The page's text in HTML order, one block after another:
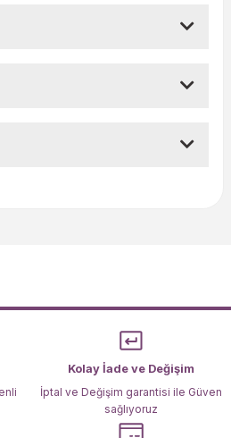
bilgiler bulunuyor.
olmalı.
Kolay İade ve Değişim
İptal ve Değişim garantisi ile Güven
sağlıyoruz